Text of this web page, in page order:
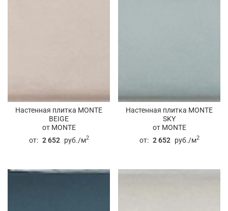
Настенная плитка MONTE
BEIGE
от MONTE
от: 2 652 руб./м2
Настенная плитка MONTE
SKY
от MONTE
от: 2 652 руб./м2